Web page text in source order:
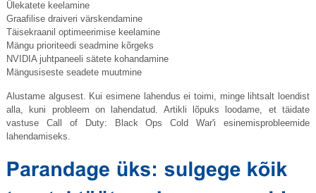
Ülekatete keelamine
Graafilise draiveri värskendamine
Täisekraanil optimeerimise keelamine
Mängu prioriteedi seadmine kõrgeks
NVIDIA juhtpaneeli sätete kohandamine
Mängusiseste seadete muutmine
Alustame algusest. Kui esimene lahendus ei toimi, minge lihtsalt loendist
alla, kuni probleem on lahendatud. Artikli lõpuks loodame, et täidate
vastuse Call of Duty: Black Ops Cold War'i esinemisprobleemide
lahendamiseks.